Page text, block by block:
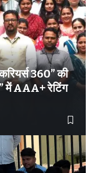
360” की
में AAA+ रेटिंग